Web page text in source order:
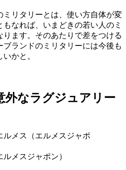
ミリタリーとは、使い方自体が変
なれば、いまどきの若い人のミ
ります。そのあたりで差をつける
ランドのミリタリーには今後も
かと。
外なラグジュアリー
メスジャポン）